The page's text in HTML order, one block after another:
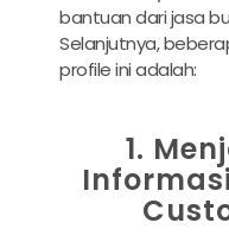
bantuan darijasa
Selanjutnya,
profile ini adalah:
1.